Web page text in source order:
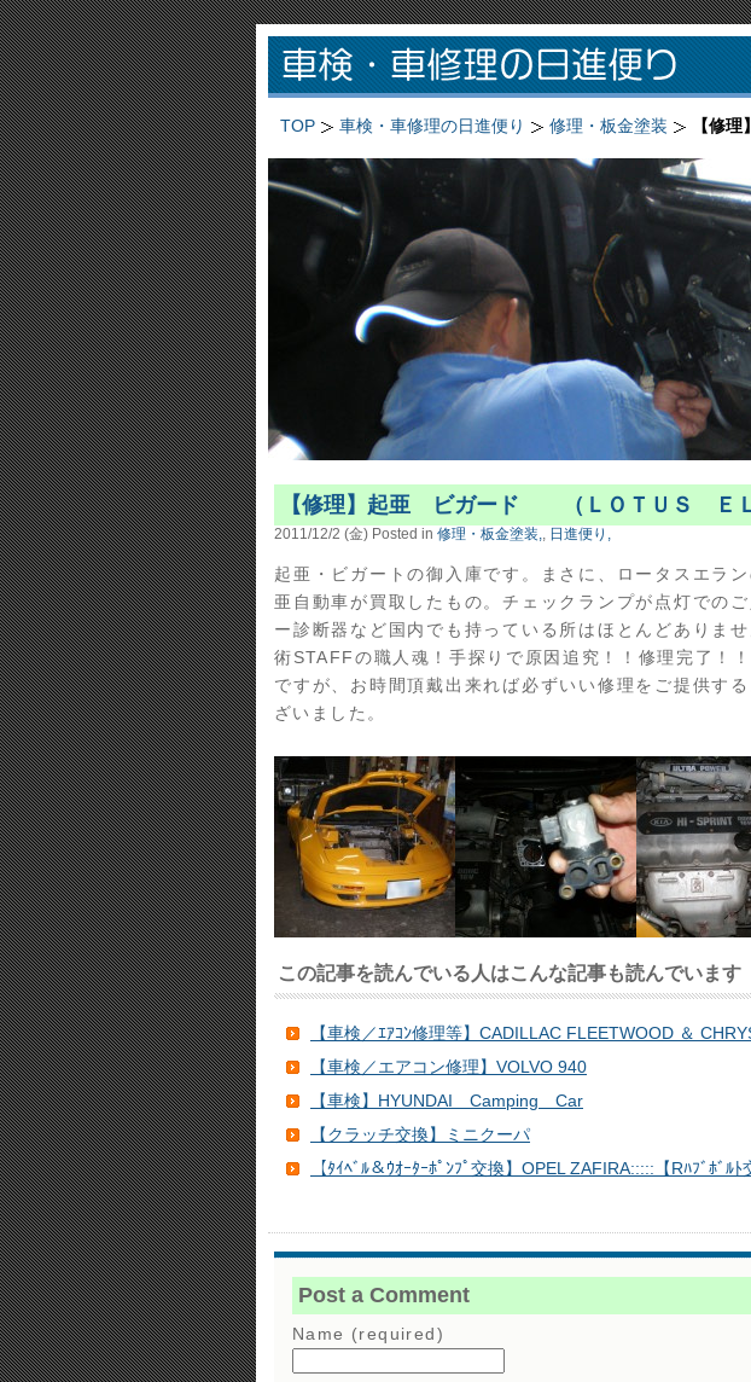
TOP 車検・車修理の日進便り 修理・板金塗装 【修
【修理】起亜 ビガード （ＬＯＴＵＳ ＥＬ
2011/12/2 (金) Posted in 修理・板金塗装, 日進便り,
起亜・ビガートの御入庫です。まさに、ロータスエラ
亜自動車が買取したもの。チェックランプが点灯での
ー診断器など国内でも持っている所はほとんどありま
術STAFFの職人魂！手探りで原因追究！！修理完了！
ですが、お時間頂戴出来れば必ずいい修理をご提供す
ざいました。
この記事を読んでいる人はこんな記事も読んでいます
【車検／ｴｱｺﾝ修理等】CADILLAC FLEETWOOD ＆
【車検／エアコン修理】VOLVO 940
【車検】HYUNDAI Camping Car
【クラッチ交換】ミニクーパ
【ﾀｲﾍﾞﾙ＆ｳｵｰﾀｰﾎﾟﾝﾌﾟ交換】OPEL ZAFIRA:::::【Rﾊﾌﾞﾎﾞﾙﾄ
Post a Comment
Name (required)